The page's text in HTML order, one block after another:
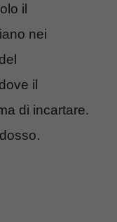
il
nei
il
di incartare.